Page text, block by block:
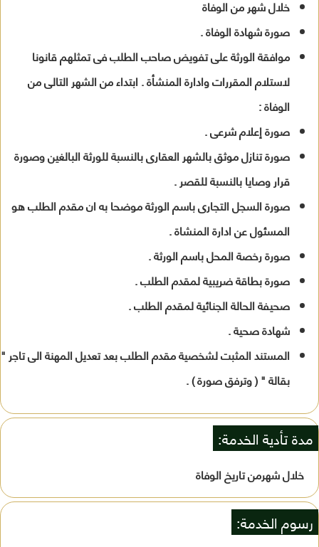
خلال شهر من الوفاة
صورة شهادة الوفاة .
موافقة الورثة على تفويض صاحب الطلب فى تمثلهم قانونا
لاستلام المقررات وادارة المنشأة . ابتداء من الشهر التالى من
الوفاة :
صورة إعلام شرعى .
صورة تنازل موثق بالشهر العقارى بالنسبة للورثة البالغين وصورة
قرار وصايا بالنسبة للقصر .
صورة السجل التجارى باسم الورثة موضحا به ان مقدم الطلب هو
المسئول عن ادارة المنشاة .
صورة رخصة المحل باسم الورثة .
صورة بطاقة ضريبية لمقدم الطلب .
صحيفة الحالة الجنائية لمقدم الطلب .
شهادة صحية .
المستند المثبت لشخصية مقدم الطلب بعد تعديل المهنة الى تاجر "
بقالة " ( وترفق صورة ) .
مدة تأدية الخدمة:
خلال شهرمن تاريخ الوفاة
رسوم الخدمة: